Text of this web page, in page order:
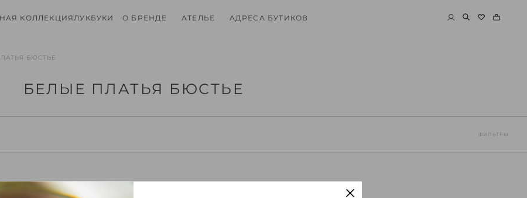
КОЛЛЕКЦИЯЛУКБУКИ О БРЕНДЕ АТЕЛЬЕ АДРЕСА БУТИКОВ
БЮСТЬЕ
БЕЛЫЕ ПЛАТЬЯ БЮСТЬЕ
ФИЛЬТРЫ